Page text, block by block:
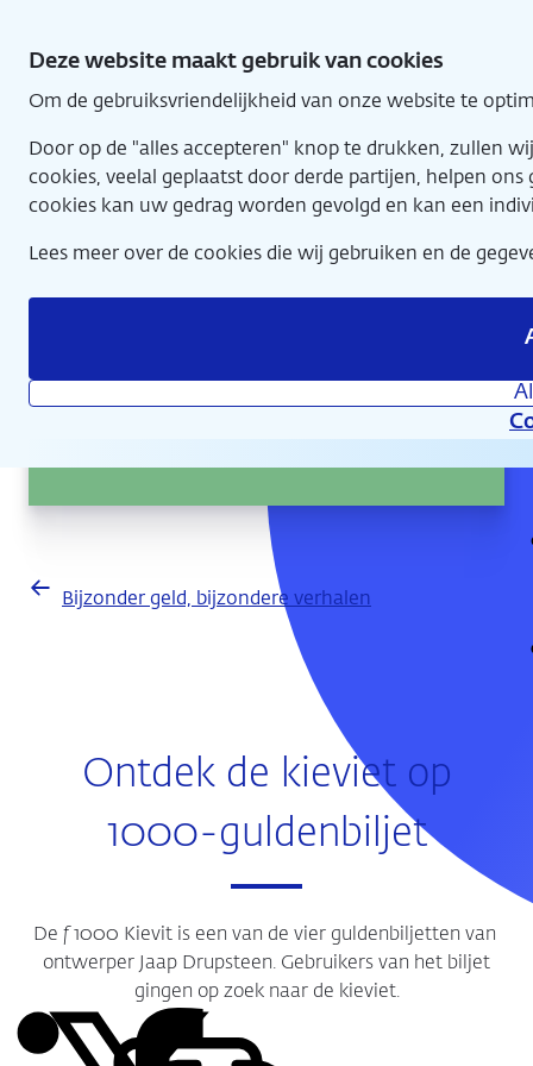
hoofdinhoud
Deze website maakt gebruik van cookies
Om de gebruiksvriendelijkheid van onze website te
Door op de "alles accepteren" knop te drukken, zullen
cookies, veelal geplaatst door derde partijen, helpen
cookies kan uw gedrag worden gevolgd en kan een
Lees meer over de cookies die wij gebruiken en de
Bijzonder geld, bijzondere verhalen
Ontdek de kieviet op
1000-guldenbiljet
De f 1000 Kievit is een van de vier guldenbiljetten van
ontwerper Jaap Drupsteen. Gebruikers van het biljet
gingen op zoek naar de kieviet.